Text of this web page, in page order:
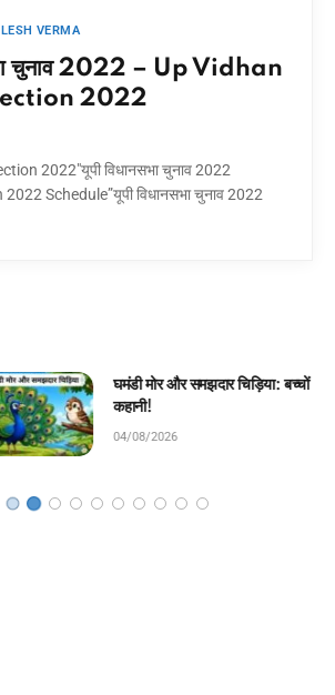
VERMA
चुनाव 2022 – Up Vidhan
2022
2022″यूपी विधानसभा चुनाव 2022
Schedule”यूपी विधानसभा चुनाव 2022
घमंडी मोर और समझदार चिड़िया: बच्चों के लिए सुंदर जंगल
कहानी!
04/08/2026